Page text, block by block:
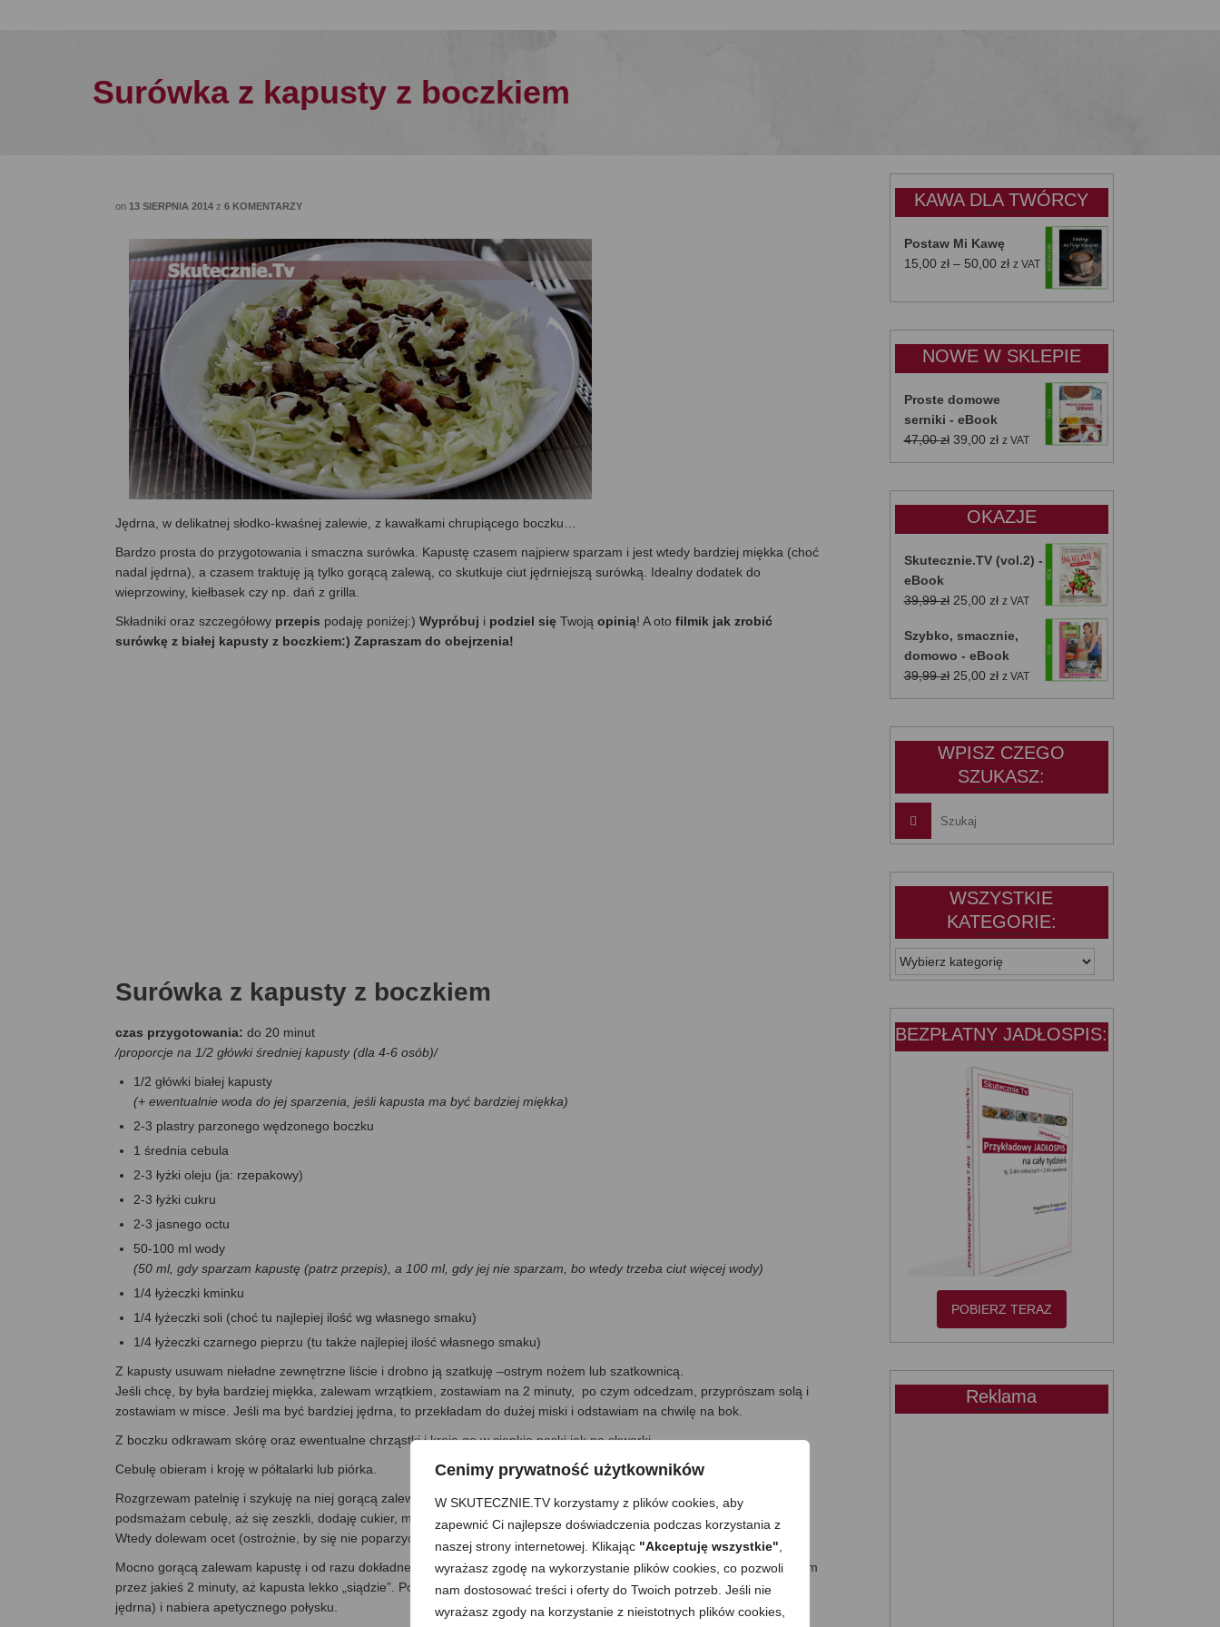
Cenimy prywatność użytkowników
W SKUTECZNIE.TV korzystamy z plików cookies, aby
zapewnić Ci najlepsze doświadczenia podczas korzystania z
naszej strony internetowej. Klikając "Akceptuję wszystkie"
wyrażasz zgodę na wykorzystanie plików cookies, co pozwoli
nam dostosować treści i oferty do Twoich potrzeb. Jeśli nie
wyrażasz zgody na korzystanie z nieistotnych plików cookies,
Surówka z kapusty z boczkiem
on 13 SIERPNIA 2014 z 6 KOMENTARZY
Jędrna, w delikatnej słodko-kwaśnej zalewie, z kawałkami chrupiącego boczku…
Bardzo prosta do przygotowania i smaczna surówka. Kapustę czasem najpierw sparzam i jest wtedy bardziej miękka (choć
nadal jędrna), a czasem traktuję ją tylko gorącą zalewą, co skutkuje ciut jędrniejszą surówką. Idealny dodatek do
wieprzowiny, kiełbasek czy np. dań z grilla.
Składniki oraz szczegółowy przepis podaję poniżej:) Wypróbuj i podziel się Twoją opinią! A oto filmik jak zrobić
surówkę z białej kapusty z boczkiem:) Zapraszam do obejrzenia!
Surówka z kapusty z boczkiem
czas przygotowania: do 20 minut
/proporcje na 1/2 główki średniej kapusty (dla 4-6 osób)/
1/2 główki białej kapusty
(+ ewentualnie woda do jej sparzenia, jeśli kapusta ma być bardziej miękka)
2-3 plastry parzonego wędzonego boczku
1 średnia cebula
2-3 łyżki oleju (ja: rzepakowy)
2-3 łyżki cukru
2-3 jasnego octu
50-100 ml wody
(50 ml, gdy sparzam kapustę (patrz przepis), a 100 ml, gdy jej nie sparzam, bo wtedy trzeba ciut więcej wody)
1/4 łyżeczki kminku
1/4 łyżeczki soli (choć tu najlepiej ilość wg własnego smaku)
1/4 łyżeczki czarnego pieprzu (tu także najlepiej ilość własnego smaku)
Z kapusty usuwam nieładne zewnętrzne liście i drobno ją szatkuję –ostrym nożem lub szatkownicą.
Jeśli chcę, by była bardziej miękka, zalewam wrzątkiem, zostawiam na 2 minuty, po czym odcedzam, przyprószam solą i
zostawiam w misce. Jeśli ma być bardziej jędrna, to przekładam do dużej miski i odstawiam na chwilę na bok.
Z boczku odkrawam skórę oraz ewentualne chrząstki i kroję go w cienkie paski jak na skwarki.
Cebulę obieram i kroję w półtalarki lub piórka.
Rozgrzewam patelnię i szykuję na niej gorącą zalewę z cebulą. Rozgrzewam olej, na gorącym przez jakąś minutę
podsmażam cebulę, aż się zeszkli, dodaję cukier, mieszam i smażę tak długo, aż się delikatnie zbrązowi/skarmelizuje.
Wtedy dolewam ocet (ostrożnie, by się nie poparzyć, bo pryśnie) oraz wodę, mieszam i zagotowuję.
Mocno gorącą zalewam kapustę i od razu dokładne mieszam tak, by każda kapuściana nitka pokryła się zalewą –mieszam
przez jakieś 2 minuty, aż kapusta lekko „siądzie”. Pod wpływem temperatury od zalewy staje się miękka (ale nadal jest
jędrna) i nabiera apetycznego połysku.
KAWA DLA TWÓRCY
Postaw Mi Kawę
15,00 zł – 50,00 złZakres
od
do
50,00 zł
z VAT
NOWE W SKLEPIE
Proste domowe
serniki - eBook
47,00zł Pierwotna
cena
39,00 złAktualna
cena
z VAT
OKAZJE
Skutecznie.TV (vol.2) -
eBook
39,99zł Pierwotna
wynosiła:
39,99 zł.
25,00 złAktualna
wynosi:
25,00 zł.
z VAT
Szybko, smacznie,
domowo - eBook
39,99zł Pierwotna
cena
25,00 złAktualna
cena
z VAT
WPISZ CZEGO
SZUKASZ:
WSZYSTKIE
KATEGORIE:
WSZYSTKIE
KATEGORIE:
BEZPŁATNY JADŁOSPIS:
POBIERZ TERAZ
Reklama